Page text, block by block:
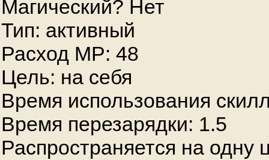
Магический? Нет
Тип: активный
Расход MP: 48
Цель: на себя
Время использования
Время перезарядки: 1.5
Распространяется на одну